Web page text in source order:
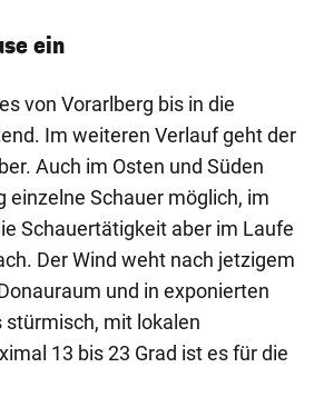
ein
von Vorarlberg bis in die
Im weiteren Verlauf geht der
Auch im Osten und Süden
einzelne Schauer möglich, im
Schauertätigkeit aber im Laufe
Der Wind weht nach jetzigem
und in exponierten
stürmisch, mit lokalen
13 bis 23 Grad ist es für die